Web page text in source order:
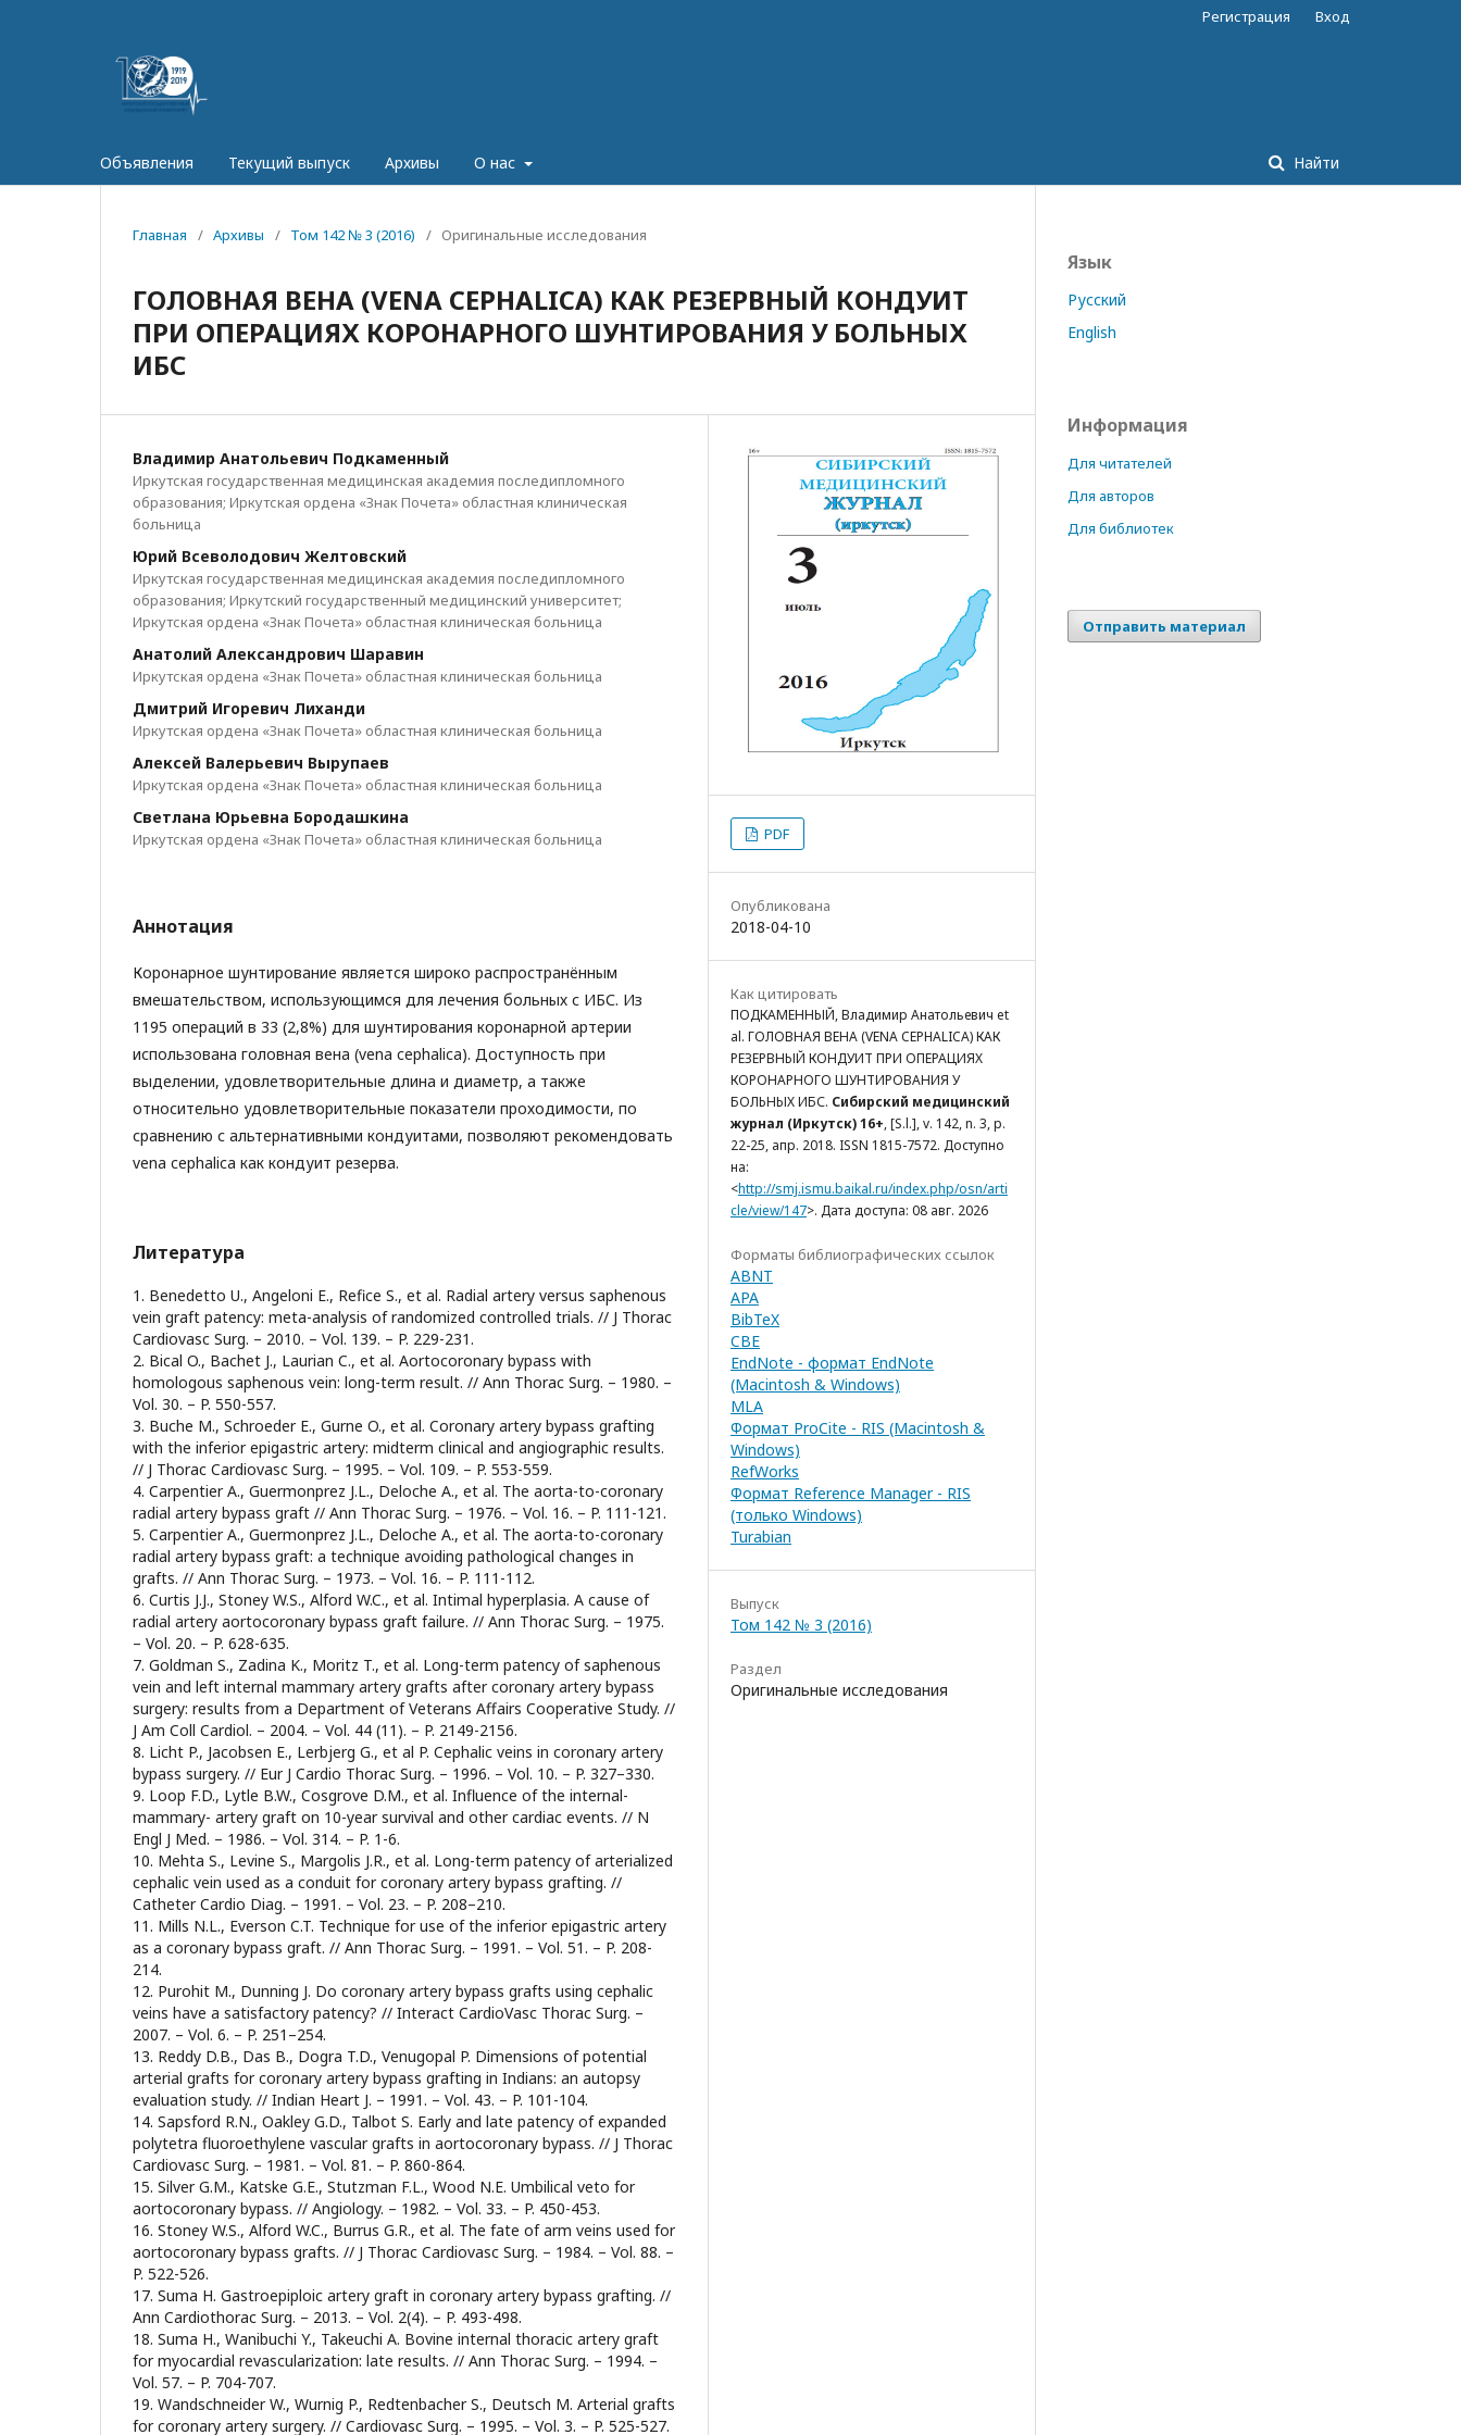
Объявления Текущий выпуск Архивы О нас Найти
Регистрация Вход
Главная / Архивы / Том 142 № 3 (2016) / Оригинальные исследования
ГОЛОВНАЯ ВЕНА (VENA CEPHALICA) КАК РЕЗЕРВНЫЙ КОНДУИТ
ПРИ ОПЕРАЦИЯХ КОРОНАРНОГО ШУНТИРОВАНИЯ У БОЛЬНЫХ
ИБС
Владимир Анатольевич Подкаменный
Иркутская государственная медицинская академия последипломного
образования; Иркутская ордена «Знак Почета» областная клиническая
больница
Юрий Всеволодович Желтовский
Иркутская государственная медицинская академия последипломного
образования; Иркутский государственный медицинский университет;
Иркутская ордена «Знак Почета» областная клиническая больница
Анатолий Александрович Шаравин
Иркутская ордена «Знак Почета» областная клиническая больница
Дмитрий Игоревич Лиханди
Иркутская ордена «Знак Почета» областная клиническая больница
Алексей Валерьевич Вырупаев
Иркутская ордена «Знак Почета» областная клиническая больница
Светлана Юрьевна Бородашкина
Иркутская ордена «Знак Почета» областная клиническая больница
Аннотация
Коронарное шунтирование является широко распространённым
вмешательством, использующимся для лечения больных с ИБС. Из
1195 операций в 33 (2,8%) для шунтирования коронарной артерии
использована головная вена (vena cephalica). Доступность при
выделении, удовлетворительные длина и диаметр, а также
относительно удовлетворительные показатели проходимости, по
сравнению с альтернативными кондуитами, позволяют рекомендовать
vena cephalica как кондуит резерва.
Литература
1. Benedetto U., Angeloni E., Refice S., et al. Radial artery versus saphenous
vein graft patency: meta-analysis of randomized controlled trials. // J Thorac
Cardiovasc Surg. – 2010. – Vol. 139. – P. 229-231.
2. Bical O., Bachet J., Laurian C., et al. Aortocoronary bypass with
homologous saphenous vein: long-term result. // Ann Thorac Surg. – 1980. –
Vol. 30. – P. 550-557.
3. Buche M., Schroeder E., Gurne O., et al. Coronary artery bypass grafting
with the inferior epigastric artery: midterm clinical and angiographic results.
// J Thorac Cardiovasc Surg. – 1995. – Vol. 109. – P. 553-559.
4. Carpentier A., Guermonprez J.L., Deloche A., et al. The aorta-to-coronary
radial artery bypass graft // Ann Thorac Surg. – 1976. – Vol. 16. – P. 111-121.
5. Carpentier A., Guermonprez J.L., Deloche A., et al. The aorta-to-coronary
radial artery bypass graft: a technique avoiding pathological changes in
grafts. // Ann Thorac Surg. – 1973. – Vol. 16. – P. 111-112.
6. Curtis J.J., Stoney W.S., Alford W.C., et al. Intimal hyperplasia. A cause of
radial artery aortocoronary bypass graft failure. // Ann Thorac Surg. – 1975.
– Vol. 20. – P. 628-635.
7. Goldman S., Zadina K., Moritz T., et al. Long-term patency of saphenous
vein and left internal mammary artery grafts after coronary artery bypass
surgery: results from a Department of Veterans Affairs Cooperative Study. //
J Am Coll Cardiol. – 2004. – Vol. 44 (11). – P. 2149-2156.
8. Licht P., Jacobsen E., Lerbjerg G., et al P. Cephalic veins in coronary artery
bypass surgery. // Eur J Cardio Thorac Surg. – 1996. – Vol. 10. – P. 327–330.
9. Loop F.D., Lytle B.W., Cosgrove D.M., et al. Influence of the internal-
mammary- artery graft on 10-year survival and other cardiac events. // N
Engl J Med. – 1986. – Vol. 314. – P. 1-6.
10. Mehta S., Levine S., Margolis J.R., et al. Long-term patency of arterialized
cephalic vein used as a conduit for coronary artery bypass grafting. //
Catheter Cardio Diag. – 1991. – Vol. 23. – P. 208–210.
11. Mills N.L., Everson C.T. Technique for use of the inferior epigastric artery
as a coronary bypass graft. // Ann Thorac Surg. – 1991. – Vol. 51. – P. 208-
214.
12. Purohit M., Dunning J. Do coronary artery bypass grafts using cephalic
veins have a satisfactory patency? // Interact CardioVasc Thorac Surg. –
2007. – Vol. 6. – P. 251–254.
13. Reddy D.B., Das B., Dogra T.D., Venugopal P. Dimensions of potential
arterial grafts for coronary artery bypass grafting in Indians: an autopsy
evaluation study. // Indian Heart J. – 1991. – Vol. 43. – P. 101-104.
14. Sapsford R.N., Oakley G.D., Talbot S. Early and late patency of expanded
polytetra fluoroethylene vascular grafts in aortocoronary bypass. // J Thorac
Cardiovasc Surg. – 1981. – Vol. 81. – P. 860-864.
15. Silver G.M., Katske G.E., Stutzman F.L., Wood N.E. Umbilical veto for
aortocoronary bypass. // Angiology. – 1982. – Vol. 33. – P. 450-453.
16. Stoney W.S., Alford W.C., Burrus G.R., et al. The fate of arm veins used for
aortocoronary bypass grafts. // J Thorac Cardiovasc Surg. – 1984. – Vol. 88. –
P. 522-526.
17. Suma H. Gastroepiploic artery graft in coronary artery bypass grafting. //
Ann Cardiothorac Surg. – 2013. – Vol. 2(4). – P. 493-498.
18. Suma H., Wanibuchi Y., Takeuchi A. Bovine internal thoracic artery graft
for myocardial revascularization: late results. // Ann Thorac Surg. – 1994. –
Vol. 57. – P. 704-707.
19. Wandschneider W., Wurnig P., Redtenbacher S., Deutsch M. Arterial grafts
for coronary artery surgery. // Cardiovasc Surg. – 1995. – Vol. 3. – P. 525-527.
PDF
Опубликована
2018-04-10
Как цитировать
ПОДКАМЕННЫЙ, Владимир Анатольевич et
al. ГОЛОВНАЯ ВЕНА (VENA CEPHALICA) КАК
РЕЗЕРВНЫЙ КОНДУИТ ПРИ ОПЕРАЦИЯХ
КОРОНАРНОГО ШУНТИРОВАНИЯ У
БОЛЬНЫХ ИБС. Сибирский медицинский
журнал (Иркутск) 16+, [S.l.], v. 142, n. 3, p.
22-25, апр. 2018. ISSN 1815-7572. Доступно
на:
<http://smj.ismu.baikal.ru/index.php/osn/arti
cle/view/147>. Дата доступа: 08 авг. 2026
Форматы библиографических ссылок
ABNT
APA
BibTeX
CBE
EndNote - формат EndNote
(Macintosh & Windows)
MLA
Формат ProCite - RIS (Macintosh &
Windows)
RefWorks
Формат Reference Manager - RIS
(только Windows)
Turabian
Выпуск
Том 142 № 3 (2016)
Раздел
Оригинальные исследования
Язык
Русский
English
Информация
Для читателей
Для авторов
Для библиотек
Отправить материал